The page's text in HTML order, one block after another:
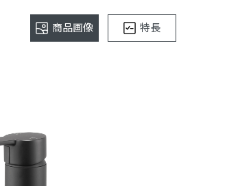
商品画像 特長